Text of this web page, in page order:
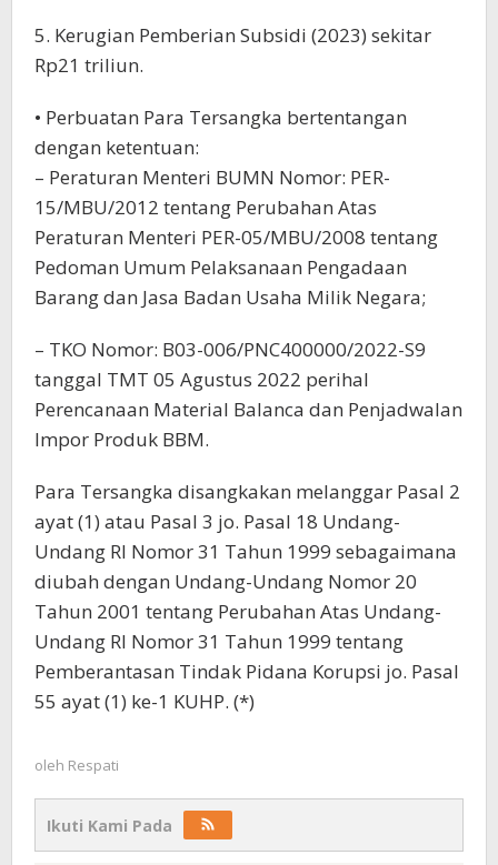
5. Kerugian Pemberian Subsidi (2023) sekitar
Rp21 triliun.
• Perbuatan Para Tersangka bertentangan
dengan ketentuan:
– Peraturan Menteri BUMN Nomor: PER-
15/MBU/2012 tentang Perubahan Atas
Peraturan Menteri PER-05/MBU/2008 tentang
Pedoman Umum Pelaksanaan Pengadaan
Barang dan Jasa Badan Usaha Milik Negara;
– TKO Nomor: B03-006/PNC400000/2022-S9
tanggal TMT 05 Agustus 2022 perihal
Perencanaan Material Balanca dan Penjadwalan
Impor Produk BBM.
Para Tersangka disangkakan melanggar Pasal 2
ayat (1) atau Pasal 3 jo. Pasal 18 Undang-
Undang RI Nomor 31 Tahun 1999 sebagaimana
diubah dengan Undang-Undang Nomor 20
Tahun 2001 tentang Perubahan Atas Undang-
Undang RI Nomor 31 Tahun 1999 tentang
Pemberantasan Tindak Pidana Korupsi jo. Pasal
55 ayat (1) ke-1 KUHP. (*)
oleh Respati
Ikuti Kami Pada